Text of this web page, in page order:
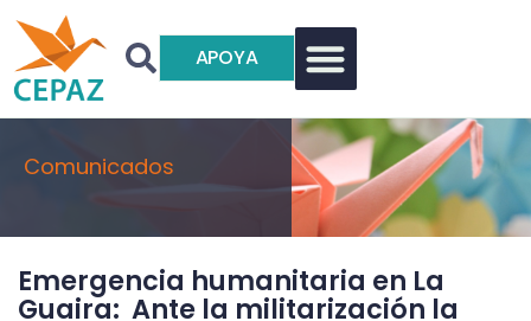
APOYA
Comunicados
Emergencia humanitaria en La
Guaira: Ante la militarización la